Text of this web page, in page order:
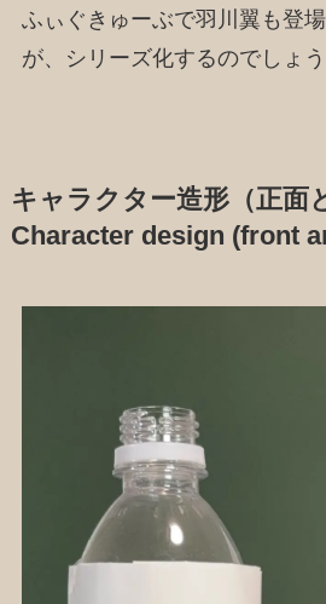
ふぃぐきゅーぶで羽川翼も登
が、シリーズ化するのでしょ
キャラクター造形（正面
Character design (front